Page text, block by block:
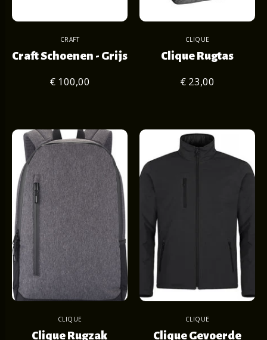
CRAFT
Craft Schoenen - Grijs
€ 100,00
CLIQUE
Clique Rugtas
€ 23,00
CLIQUE
Clique Rugzak
CLIQUE
Clique Gevoerde